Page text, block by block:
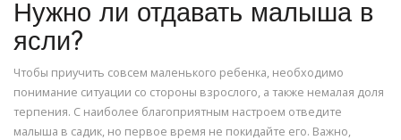
Нужно ли отдавать малыша в
ясли?
Чтобы приучить совсем маленького ребенка, необходимо
понимание ситуации со стороны взрослого, а также немалая доля
терпения. С наиболее благоприятным настроем отведите
малыша в садик, но первое время не покидайте его. Важно,